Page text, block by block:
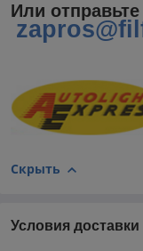
Или
Скрыть
Условия доставки